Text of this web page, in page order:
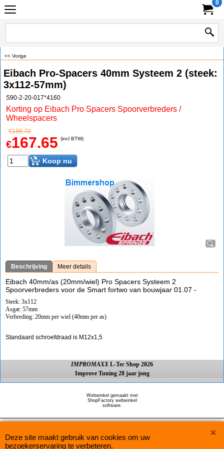
0
<< Vorige
Eibach Pro-Spacers 40mm Systeem 2 (steek:
3x112-57mm)
S90-2-20-017*4160
Korting op Eibach Pro Spacers Spoorverbreders /
Wheelspacers
€186.70
€167.65 (incl BTW)
Koop nu
Beschrijving Meer details
Eibach 40mm/as (20mm/wiel) Pro Spacers Systeem 2
Spoorverbreders voor de Smart fortwo van bouwjaar 01.07 -
Steek: 3x112
Asgat: 57mm
Verbreding: 20mm per wiel (40mm per as)
Standaard schroefdraad is M12x1,5
IMPROMAXX L-Tec Shop 2026
Improve Tuning 28 jaar jong
Webwinkel gemaakt met
ShopFactory webwinkel
software.
Deze site maakt gebruik van cookies om uw
bezoekerservaring te verbeteren.